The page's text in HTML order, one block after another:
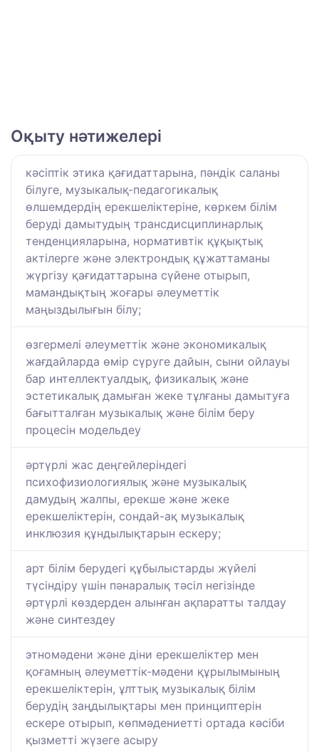
Оқыту нәтижелері
кәсіптік этика қағидаттарына, пәндік саланы
білуге, музыкалық-педагогикалық
өлшемдердің ерекшеліктеріне, көркем білім
беруді дамытудың трансдисциплинарлық
тенденцияларына, нормативтік құқықтық
актілерге және электрондық құжаттаманы
жүргізу қағидаттарына сүйене отырып,
мамандықтың жоғары әлеуметтік
маңыздылығын білу;
өзгермелі әлеуметтік және экономикалық
жағдайларда өмір сүруге дайын, сыни ойлауы
бар интеллектуалдық, физикалық және
эстетикалық дамыған жеке тұлғаны дамытуға
бағытталған музыкалық және білім беру
процесін модельдеу
әртүрлі жас деңгейлеріндегі
психофизиологиялық және музыкалық
дамудың жалпы, ерекше және жеке
ерекшеліктерін, сондай-ақ музыкалық
инклюзия құндылықтарын ескеру;
арт білім берудегі құбылыстарды жүйелі
түсіндіру үшін пәнаралық тәсіл негізінде
әртүрлі көздерден алынған ақпаратты талдау
және синтездеу
этномәдени және діни ерекшеліктер мен
қоғамның әлеуметтік-мәдени құрылымының
ерекшеліктерін, ұлттық музыкалық білім
берудің заңдылықтары мен принциптерін
ескере отырып, көпмәдениетті ортада кәсіби
қызметті жүзеге асыру